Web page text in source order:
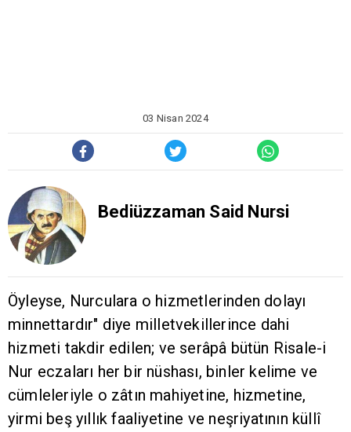
03 Nisan 2024
Bediüzzaman Said Nursi
Öyleyse, Nurculara o hizmetlerinden dolayı
minnettardır" diye milletvekillerince dahi
hizmeti takdir edilen; ve serâpâ bütün Risale-i
Nur eczaları her bir nüshası, binler kelime ve
cümleleriyle o zâtın mahiyetine, hizmetine,
yirmi beş yıllık faaliyetine ve neşriyatının küllî